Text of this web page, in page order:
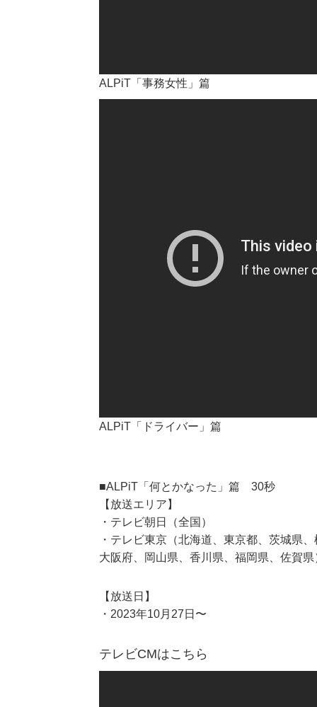
ALPiT「事務女性」篇
ALPiT「ドライバー」篇
■ALPiT「何とかなった」篇 30秒
【放送エリア】
・テレビ朝日（全国）
・テレビ東京（北海道、東京都、茨城県
大阪府、岡山県、香川県、福岡県、佐賀県
【放送日】
・2023年10月27日〜
テレビCMはこちら